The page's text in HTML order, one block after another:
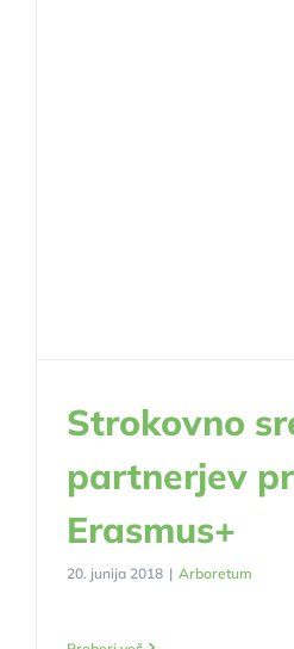
Strokovno
partnerjev
Erasmus+
20. junija 2018 | Arboretum